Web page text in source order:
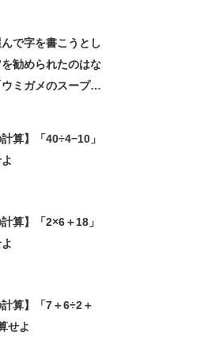
で字を書こうとし
を勧められたのはな
ミガメのスープ」
計算】「40÷4−10」
計算】「2×6＋18」
計算】「7＋6÷2＋
せよ